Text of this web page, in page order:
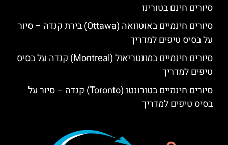
סיורים חינם בטורינו
סיורים חינמיים באוטוואה (Ottawa) בירת קנדה – סיור
על בסיס טיפים למדריך
סיורים חינמיים במונטריאול (Montreal) קנדה על בסיס
טיפים למדריך
סיורים חינמיים בטורונטו (Toronto) קנדה – סיור על
בסיס טיפים למדריך